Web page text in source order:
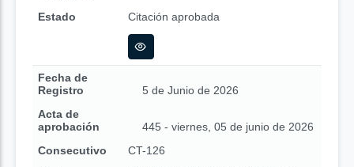
Estado
Citación aprobada
Fecha de
Registro
5 de Junio de 2026
Acta de
aprobación
445 - viernes, 05 de junio de 2026
Consecutivo
CT-126